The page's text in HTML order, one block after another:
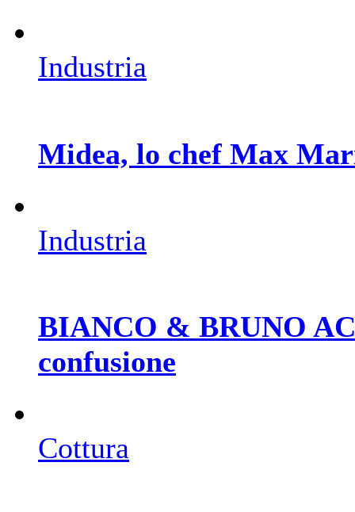
Industria
Midea, lo chef Max
Industria
BIANCO & BRUNO
confusione
Cottura